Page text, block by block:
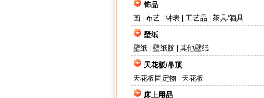
饰品
画| 布艺| 钟表| 工艺品| 茶具/酒具
壁纸
壁纸| 壁纸胶| 其他壁纸
天花板/吊顶
天花板固定物
天花板
床上用品